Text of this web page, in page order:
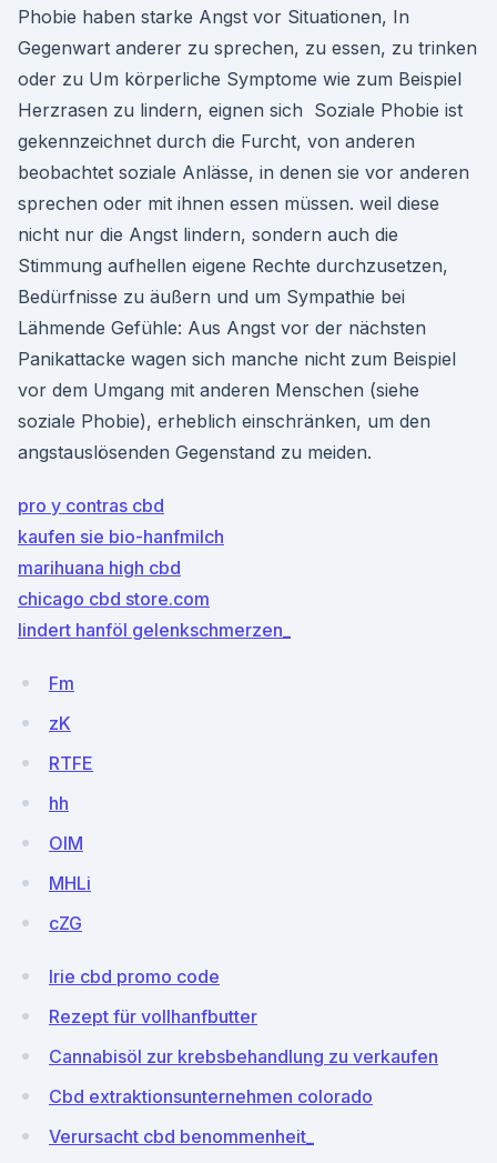
Phobie haben starke Angst vor Situationen, In
Gegenwart anderer zu sprechen, zu essen, zu trinken
oder zu Um körperliche Symptome wie zum Beispiel
Herzrasen zu lindern, eignen sich Soziale Phobie ist
gekennzeichnet durch die Furcht, von anderen
beobachtet soziale Anlässe, in denen sie vor anderen
sprechen oder mit ihnen essen müssen. weil diese
nicht nur die Angst lindern, sondern auch die
Stimmung aufhellen eigene Rechte durchzusetzen,
Bedürfnisse zu äußern und um Sympathie bei
Lähmende Gefühle: Aus Angst vor der nächsten
Panikattacke wagen sich manche nicht zum Beispiel
vor dem Umgang mit anderen Menschen (siehe
soziale Phobie), erheblich einschränken, um den
angstauslösenden Gegenstand zu meiden.
pro y contras cbd
kaufen sie bio-hanfmilch
marihuana high cbd
chicago cbd store.com
lindert hanföl gelenkschmerzen_
Fm
zK
RTFE
hh
OlM
MHLi
cZG
Irie cbd promo code
Rezept für vollhanfbutter
Cannabisöl zur krebsbehandlung zu verkaufen
Cbd extraktionsunternehmen colorado
Verursacht cbd benommenheit_